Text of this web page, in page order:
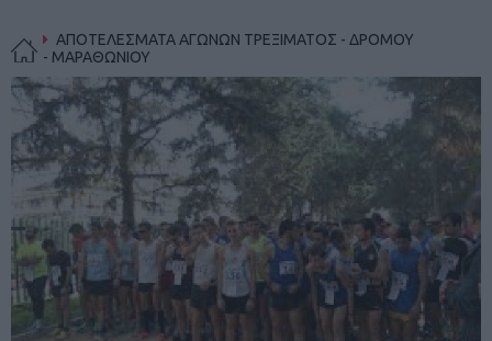
ΑΠΟΤΕΛΕΣΜΑΤΑ ΑΓΩΝΩΝ ΤΡΕΞΙΜΑΤΟΣ - ΔΡΟΜΟΥ
- ΜΑΡΑΘΩΝΙΟΥ